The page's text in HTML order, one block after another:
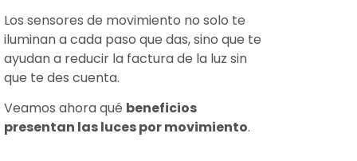
Los sensores de movimiento no solo te
iluminan a cada paso que das, sino que te
ayudan a reducir la factura de la luz sin
que te des cuenta.
Veamos ahora qué beneficios
presentan las luces por movimiento.